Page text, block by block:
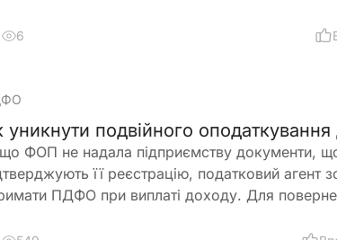
6
уникнути подвійного
ФОП не надала підприємству документи,
її реєстрацію, податковий агент
ПДФО при виплаті доходу. Для